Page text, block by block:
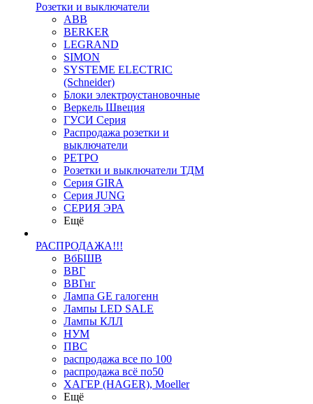
Розетки и выключатели
ABB
BERKER
LEGRAND
SIMON
SYSTEME ELECTRIC
(Schneider)
Блоки электроустановочные
Веркель Швеция
ГУСИ Серия
Распродажа розетки и
выключатели
РЕТРО
Розетки и выключатели ТДМ
Серия GIRA
Серия JUNG
СЕРИЯ ЭРА
Ещё
РАСПРОДАЖА!!!
ВбБШВ
ВВГ
ВВГнг
Лампа GE галогенн
Лампы LED SALE
Лампы КЛЛ
НУМ
ПВС
распродажа все по 100
распродажа всё по50
ХАГЕР (HAGER), Moeller
Ещё